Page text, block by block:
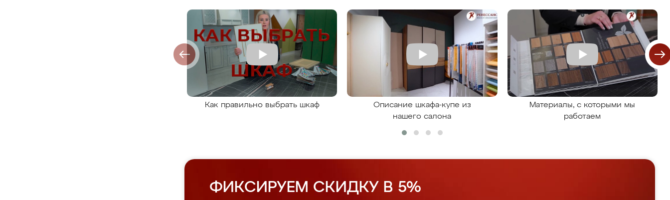
Как правильно выбрать шкаф
Описание шкафа-купе из
нашего салона
Материалы, с которыми мы
работаем
ФИКСИРУЕМ СКИДКУ В 5%